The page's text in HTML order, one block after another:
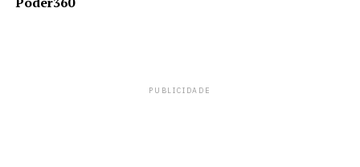
PUBLICIDADE